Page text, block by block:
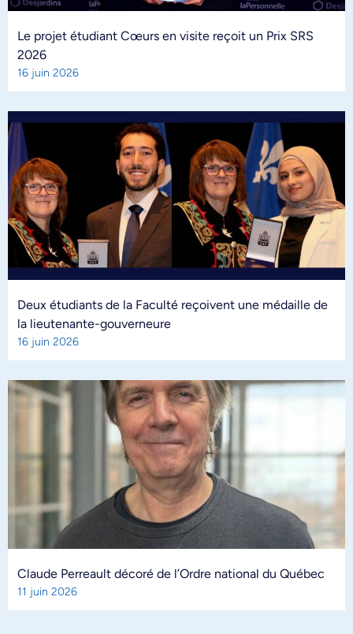
Le projet étudiant Cœurs en visite reçoit un Prix SRS
2026
16 juin 2026
Deux étudiants de la Faculté reçoivent une médaille de
la lieutenante-gouverneure
16 juin 2026
Claude Perreault décoré de l’Ordre national du Québec
11 juin 2026